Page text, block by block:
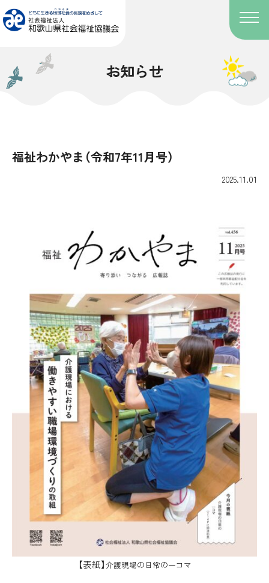
お知らせ
福祉わかやま（令和7年11月号）
2025.11.01
【表紙】介護現場の日常の一コマ